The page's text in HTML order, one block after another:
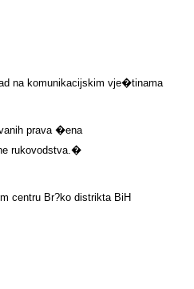
na komunikacijskim vje�tinama
prava �ena
rukovodstva. �
centru Br?ko distrikta BiH